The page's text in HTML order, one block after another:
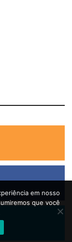
em nosso
que você